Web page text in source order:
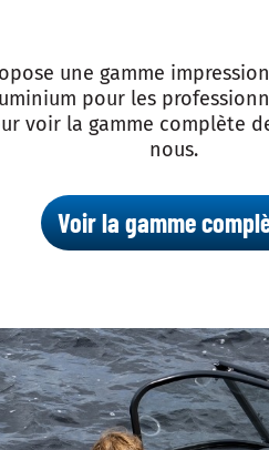
une gamme
pour les
voir la gamme complète
nous.
Voir la gamme